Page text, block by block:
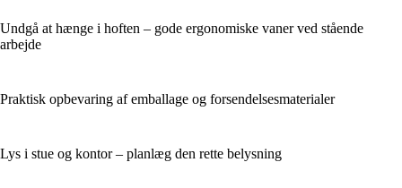
Undgå at hænge i hoften – gode ergonomiske vaner ved stående
arbejde
Praktisk opbevaring af emballage og forsendelsesmaterialer
Lys i stue og kontor – planlæg den rette belysning